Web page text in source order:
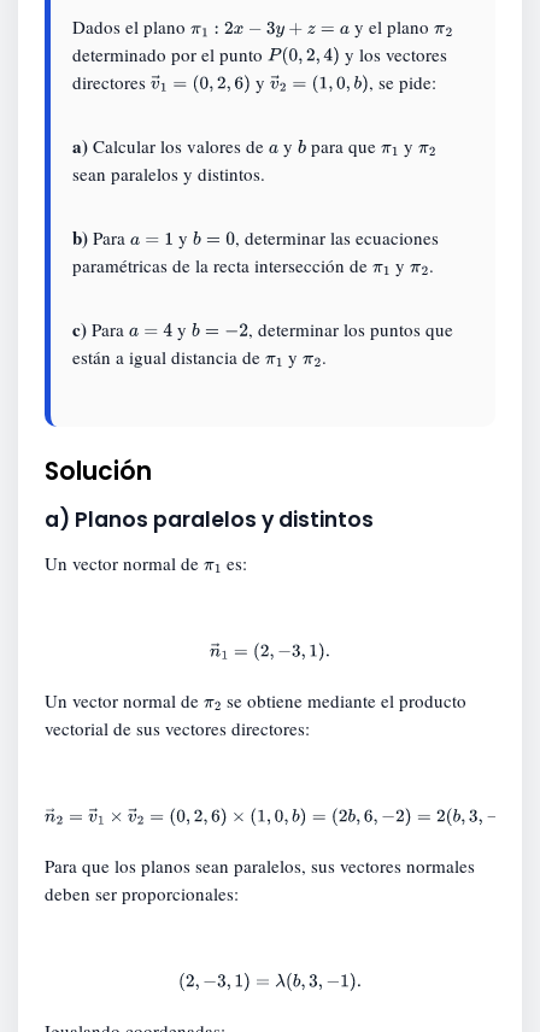
Dados el plano π1 :2x− 3y +z=a y el planoπ
2
determinado por el punto P(0,2,4)
y los vectores
directores v→1 =(0,2, 6) y v→2 =(1,0, b), se pide:
a) Calcular los valores de a ybpara que π y π
sean paralelos y distintos.
b) Para a=1 yb =0
, determinar las ecuaciones
paramétricas de la recta intersección de π yπ .
c) Para a=4 yb =− 2
, determinar los puntos que
están a igual distancia de π yπ .
Solución
a) Planos paralelos y distintos
Un vector normal de π es:
n→1 =(2 ,−3, 1).
Un vector normal de π
2
se obtiene mediante el producto
vectorial de sus vectores directores:
n→2= v→1 ×v →2 =(0,2 ,6 )×(1,0,b )=( 2b,6,− 2)=2 (b, 3,−1).
Para que los planos sean paralelos, sus vectores normales
deben ser proporcionales:
( 2,−3,1 )=λ(b,3,− 1).